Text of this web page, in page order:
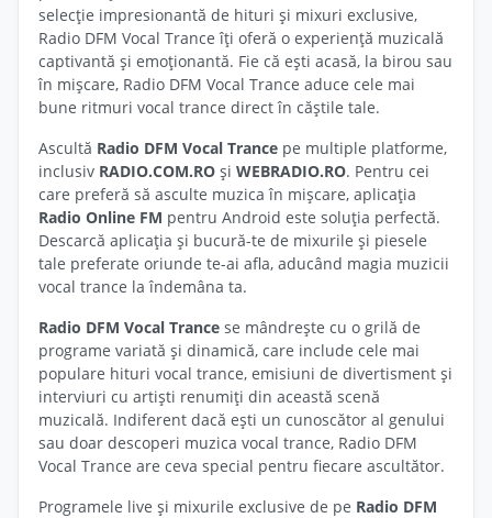
selecție impresionantă de hituri și mixuri exclusive,
Radio DFM Vocal Trance îți oferă o experiență muzicală
captivantă și emoționantă. Fie că ești acasă, la birou sau
în mișcare, Radio DFM Vocal Trance aduce cele mai
bune ritmuri vocal trance direct în căștile tale.
Ascultă Radio DFM Vocal Trance pe multiple platforme,
inclusiv RADIO.COM.RO și WEBRADIO.RO. Pentru cei
care preferă să asculte muzica în mișcare, aplicația
Radio Online FM pentru Android este soluția perfectă.
Descarcă aplicația și bucură-te de mixurile și piesele
tale preferate oriunde te-ai afla, aducând magia muzicii
vocal trance la îndemâna ta.
Radio DFM Vocal Trance se mândrește cu o grilă de
programe variată și dinamică, care include cele mai
populare hituri vocal trance, emisiuni de divertisment și
interviuri cu artiști renumiți din această scenă
muzicală. Indiferent dacă ești un cunoscător al genului
sau doar descoperi muzica vocal trance, Radio DFM
Vocal Trance are ceva special pentru fiecare ascultător.
Programele live și mixurile exclusive de pe Radio DFM